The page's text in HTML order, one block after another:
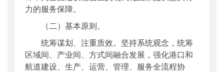
力的服务保障。
（二）基本原则。
统筹谋划、注重质效。坚持系统观念，统筹
区域间、产业间、方式间融合发展，强化港口和
航道建设、生产、运营、管理、服务全流程协